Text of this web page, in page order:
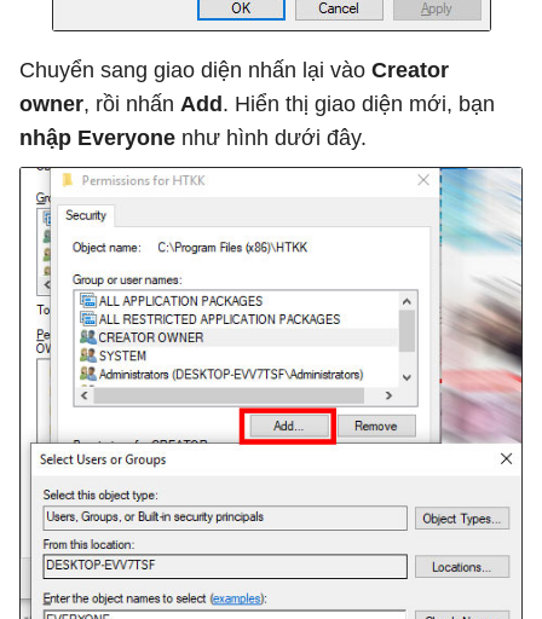
Chuyển sang giao diện nhấn lại vào Creator
owner, rồi nhấn Add . Hiển thị giao diện mới, bạn
nhập Everyone như hình dưới đây.